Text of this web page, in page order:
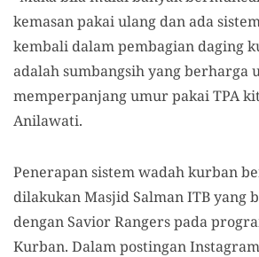
kemasan pakai ulang dan ada
kembali dalam pembagian daging
adalah sumbangsih yang berharga
memperpanjang umur pakai TPA
Anilawati.
Penerapan sistem wadah kurban
dilakukan Masjid Salman ITB yang
dengan Savior Rangers pada
Kurban. Dalam postingan